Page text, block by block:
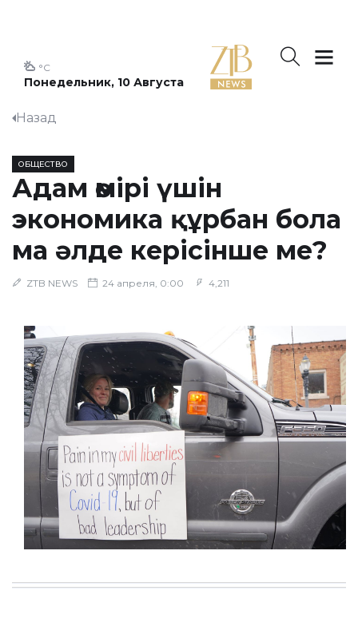
Понедельник, 10 Августа
°C
Назад
ОБЩЕСТВО
Адам өмірі үшін
экономика құрбан бола
ма әлде керісінше ме?
ZTB NEWS 24 апреля, 0:00 4,211